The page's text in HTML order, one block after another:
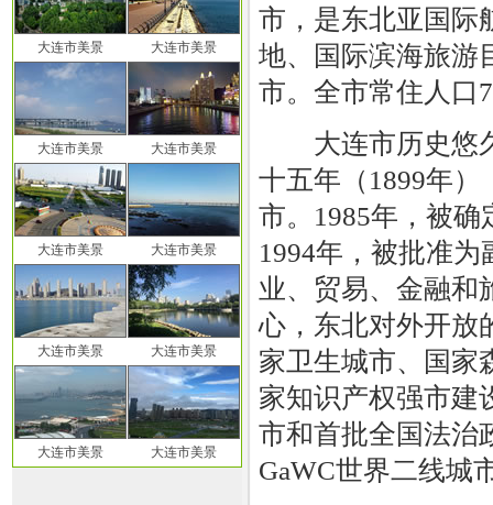
大连市美景 大连市美景
大连市美景 大连市美景
大连市美景 大连市美景
大连市美景 大连市美景
大连市美景 大连市美景
市，是东北亚国际
地、国际滨海旅游
市。全市常住人口
大连市历史悠久
十五年（1899年
市。1985年，被
1994年，被批准
业、贸易、金融和
心，东北对外开放
家卫生城市、国家
家知识产权强市建
市和首批全国法治
GaWC世界二线城